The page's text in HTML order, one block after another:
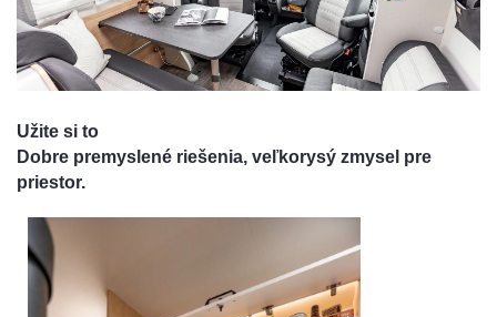
Užite si to
Dobre premyslené riešenia, veľkorysý zmysel pre
priestor.